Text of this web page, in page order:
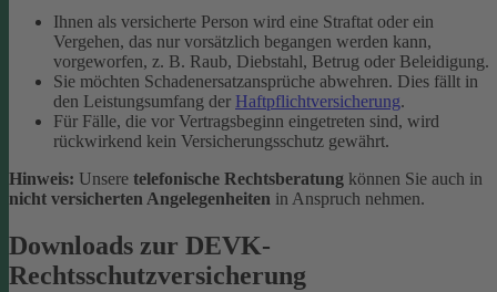
Ihnen als versicherte Person wird eine Straftat oder ein
Vergehen, das nur vorsätzlich begangen werden kann,
vorgeworfen, z. B. Raub, Diebstahl, Betrug oder Beleidigung.
Sie möchten Schadenersatzansprüche abwehren. Dies fällt in
den Leistungsumfang der Haftpflichtversicherung.
Für Fälle, die vor Vertragsbeginn eingetreten sind, wird
rückwirkend kein Versicherungsschutz gewährt.
Hinweis: Unsere telefonische Rechtsberatung können Sie auch in
nicht versicherten Angelegenheiten in Anspruch nehmen.
Downloads zur DEVK-
Rechtsschutzversicherung